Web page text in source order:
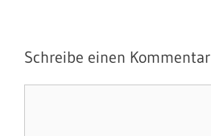
Schreibe einen Kommentar